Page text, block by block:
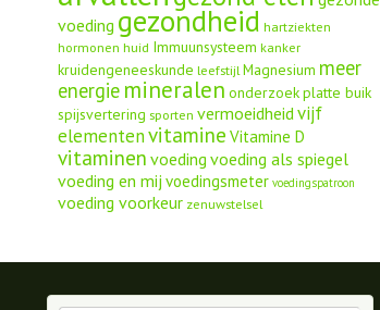
voeding gezondheid hartziekten
hormonen huid Immuunsysteem kanker
kruidengeneeskunde leefstijl Magnesium meer
energie mineralen onderzoekplatte buik
spijsvertering sporten vermoeidheid vijf
elementenvitamine Vitamine D
vitaminen voeding voeding als spiegel
voeding en mij voedingsmeter voedingspatroon
voeding voorkeur zenuwstelsel